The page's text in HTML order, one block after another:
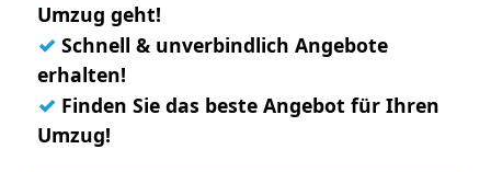
Umzug geht!
✓ Schnell & unverbindlich Angebote
erhalten!
✓ Finden Sie das beste Angebot für Ihren
Umzug!